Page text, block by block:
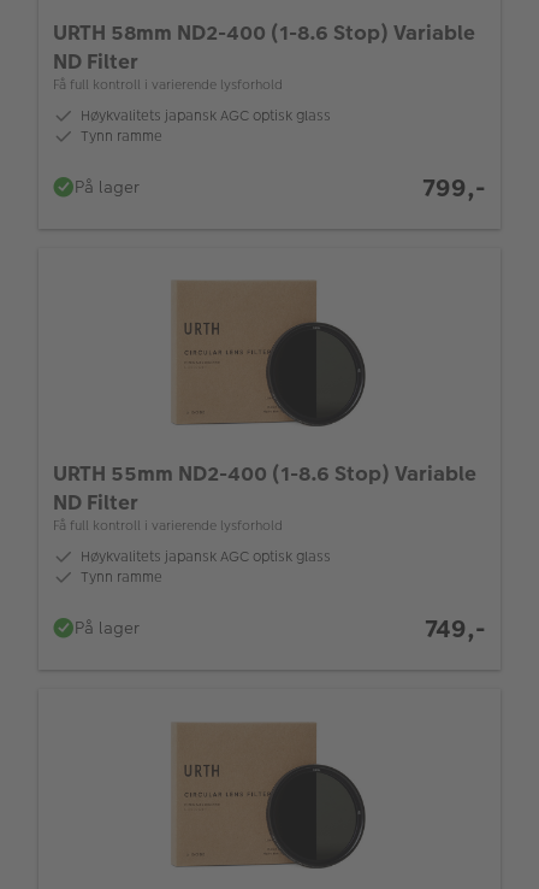
URTH 58mm ND2-400 (1-8.6 Stop) Variable
ND Filter
Få full kontroll i varierende lysforhold
Høykvalitets japansk AGC optisk glass
Tynn ramme
På lager 799,-
URTH 55mm ND2-400 (1-8.6 Stop) Variable
ND Filter
Få full kontroll i varierende lysforhold
Høykvalitets japansk AGC optisk glass
Tynn ramme
På lager 749,-